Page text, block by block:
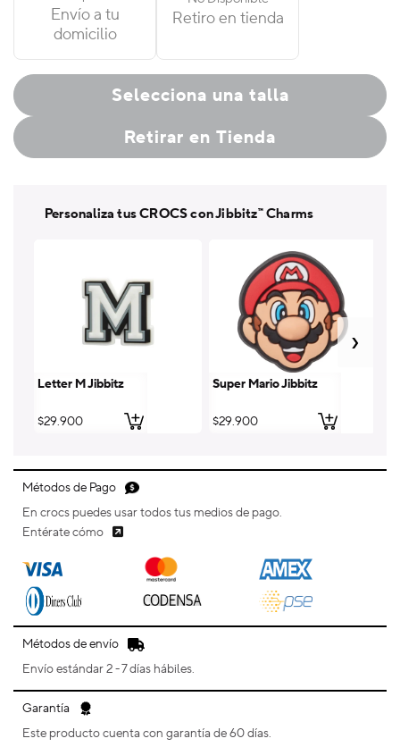
Envío a tu
domicilio
Retiro en tienda
Selecciona una talla
Retirar en Tienda
Personaliza tus CROCS con Jibbitz™ Charms
Letter M Jibbitz
Precio
$29.900
Super Mario Jibbitz
Precio
$29.900
Métodos de Pago
En crocs puedes usar todos tus medios de pago.
Entérate cómo
Métodos de envío
Envío estándar 2 - 7 días hábiles.
Garantía
Este producto cuenta con garantía de 60 días.